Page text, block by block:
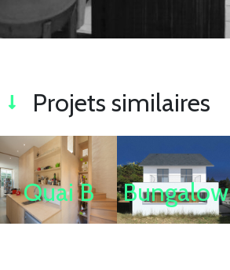
Projets similaires
Quai B Bungalow